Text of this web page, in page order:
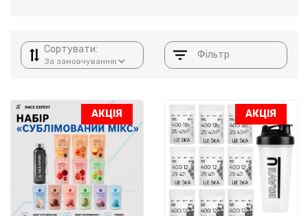
Сортувати: Фільтр
АКЦІЯ АКЦІЯ